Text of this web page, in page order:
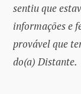
sentiu que
informações e
provável que
do(a) Distante.